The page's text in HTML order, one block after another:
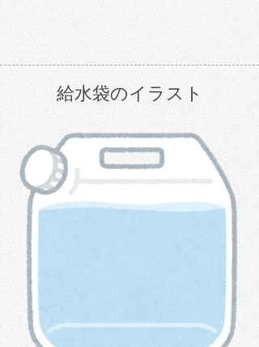
給水袋のイラスト